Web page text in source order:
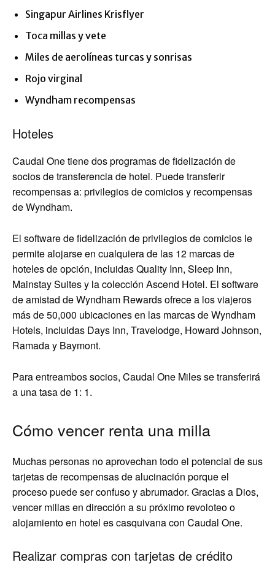
Singapur Airlines Krisflyer
Toca millas y vete
Miles de aerolíneas turcas y sonrisas
Rojo virginal
Wyndham recompensas
Hoteles
Caudal One tiene dos programas de fidelización de
socios de transferencia de hotel. Puede transferir
recompensas a: privilegios de comicios y recompensas
de Wyndham.
El software de fidelización de privilegios de comicios le
permite alojarse en cualquiera de las 12 marcas de
hoteles de opción, incluidas Quality Inn, Sleep Inn,
Mainstay Suites y la colección Ascend Hotel. El software
de amistad de Wyndham Rewards ofrece a los viajeros
más de 50,000 ubicaciones en las marcas de Wyndham
Hotels, incluidas Days Inn, Travelodge, Howard Johnson,
Ramada y Baymont.
Para entreambos socios, Caudal One Miles se transferirá
a una tasa de 1: 1.
Cómo vencer renta una milla
Muchas personas no aprovechan todo el potencial de sus
tarjetas de recompensas de alucinación porque el
proceso puede ser confuso y abrumador. Gracias a Dios,
vencer millas en dirección a su próximo revoloteo o
alojamiento en hotel es casquivana con Caudal One.
Realizar compras con tarjetas de crédito